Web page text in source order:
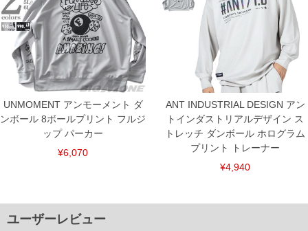
UNMOMENT アンモーメント ダ
ンボール 8ボールプリント フルジ
ップ パーカー
¥6,070
ANT INDUSTRIAL DESIGN アン
トインダストリアルデザイン ス
トレッチ ダンボール ホログラム
プリント トレーナー
¥4,940
ユーザーレビュー